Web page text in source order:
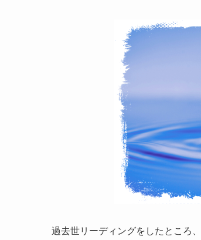
過去世リーディングをしたところ、